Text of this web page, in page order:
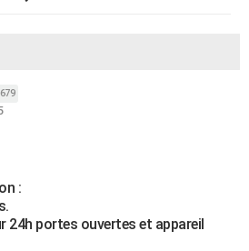
:
24h portes ouvertes et appareil